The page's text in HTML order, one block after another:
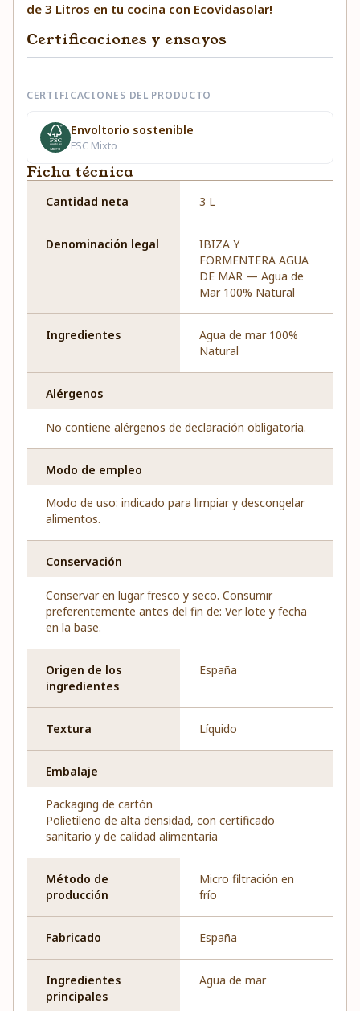
de 3 Litros en tu cocina con Ecovidasolar!
Certificaciones y ensayos
CERTIFICACIONES DEL PRODUCTO
Envoltorio sostenible
FSC Mixto
Ficha técnica
Cantidad neta 3 L
Denominación legal
IBIZA Y
FORMENTERA AGUA
DE MAR — Agua de
Mar 100% Natural
Ingredientes
Agua de mar 100%
Natural
Alérgenos
No contiene alérgenos de declaración obligatoria.
Modo de empleo
Modo de uso: indicado para limpiar y descongelar
alimentos.
Conservación
Conservar en lugar fresco y seco. Consumir
preferentemente antes del fin de: Ver lote y fecha
en la base.
Origen de los
ingredientes
España
Textura Líquido
Embalaje
Packaging de cartón
Polietileno de alta densidad, con certificado
sanitario y de calidad alimentaria
Método de
producción
Micro filtración en
frío
Fabricado España
Ingredientes
principales
Agua de mar